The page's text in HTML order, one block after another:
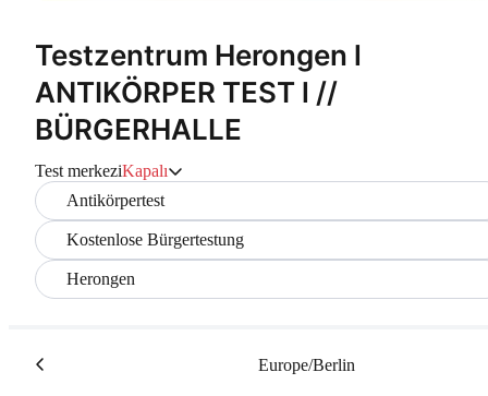
Testzentrum Herongen l
ANTIKÖRPER TEST l //
BÜRGERHALLE
Test merkeziKapalı
Antikörpertest
Kostenlose Bürgertestung
Herongen
Europe/Berlin